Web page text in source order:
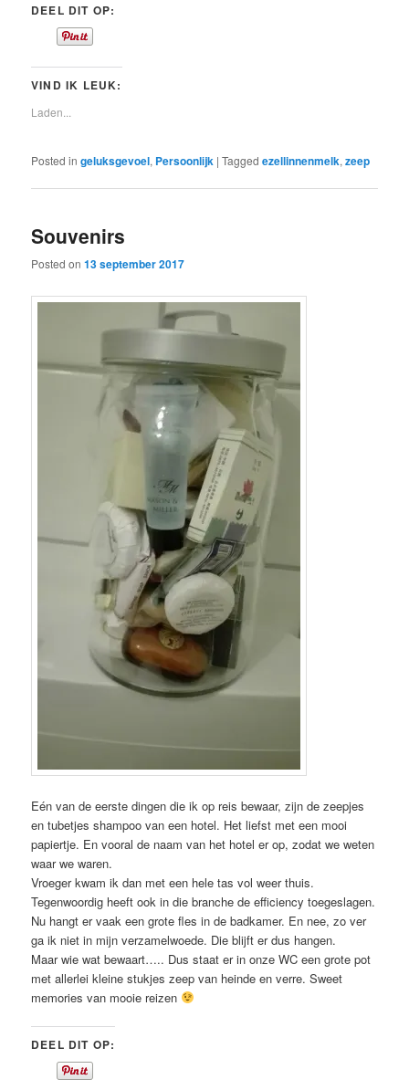
DEEL DIT OP:
VIND IK LEUK:
Laden...
Posted in geluksgevoel, Persoonlijk |Tagged ezellinnenmelk,zeep
Souvenirs
Posted on13 september 2017
Eén van de eerste dingen die ik op reis bewaar, zijn de zeepjes
en tubetjes shampoo van een hotel. Het liefst met een mooi
papiertje. En vooral de naam van het hotel er op, zodat we weten
waar we waren.
Vroeger kwam ik dan met een hele tas vol weer thuis.
Tegenwoordig heeft ook in die branche de efficiency toegeslagen.
Nu hangt er vaak een grote fles in de badkamer. En nee, zo ver
ga ik niet in mijn verzamelwoede. Die blijft er dus hangen.
Maar wie wat bewaart….. Dus staat er in onze WC een grote pot
met allerlei kleine stukjes zeep van heinde en verre. Sweet
memories van mooie reizen
DEEL DIT OP: